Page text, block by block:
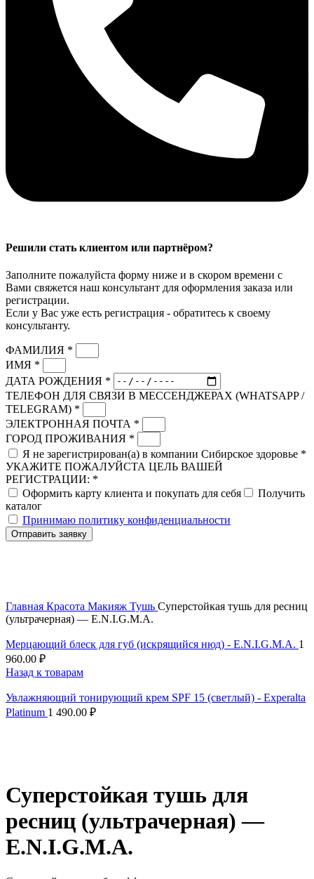
Решили стать клиентом или партнёром?
Заполните пожалуйста форму ниже и в скором времени с
Вами свяжется наш консультант для оформления заказа или
регистрации.
Если у Вас уже есть регистрация - обратитесь к своему
консультанту.
ФАМИЛИЯ *
ИМЯ *
ДАТА РОЖДЕНИЯ *
ТЕЛЕФОН ДЛЯ СВЯЗИ В МЕССЕНДЖЕРАХ (WHATSAPP /
TELEGRAM) *
ЭЛЕКТРОННАЯ ПОЧТА *
ГОРОД ПРОЖИВАНИЯ *
Я не зарегистрирован(а) в компании Сибирское здоровье *
УКАЖИТЕ ПОЖАЛУЙСТА ЦЕЛЬ ВАШЕЙ
РЕГИСТРАЦИИ: *
Оформить карту клиента и покупать для себя
Получить
каталог
Принимаю политику конфиденциальности
Отправить заявку
Главная Красота Макияж Тушь Суперстойкая тушь для ресниц
(ультрачерная) — E.N.I.G.M.A.
Мерцающий блеск для губ (искрящийся нюд) - E.N.I.G.M.A. 1
960.00 ₽
Назад к товарам
Увлажняющий тонирующий крем SPF 15 (светлый) - Experalta
Platinum 1 490.00 ₽
Суперстойкая тушь для
ресниц (ультрачерная) —
E.N.I.G.M.A.